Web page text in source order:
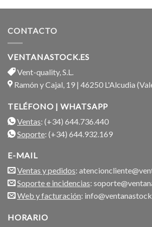
CONTACTO
VENTANASTOCK.ES
Vent-quality, S.L.
Ramón y Cajal, 19 | 46250 L'Alcudia
TELÉFONO | WHATSAPP
Ventas: (+34) 644.736.440
Soporte: (+34) 644.932.169
E-MAIL
Ventas y pedidos:
Soporte e incidencias:
Web y facturación:
HORARIO